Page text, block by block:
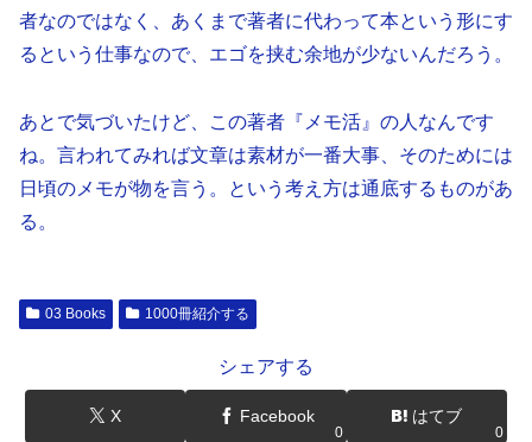
者なのではなく、あくまで著者に代わって本という形にす
るという仕事なので、エゴを挟む余地が少ないんだろう。
あとで気づいたけど、この著者『メモ活』の人なんです
ね。言われてみれば文章は素材が一番大事、そのためには
日頃のメモが物を言う。という考え方は通底するものがあ
る。
03 Books 1000冊紹介する
シェアする
X Facebook
0
はてブ
0